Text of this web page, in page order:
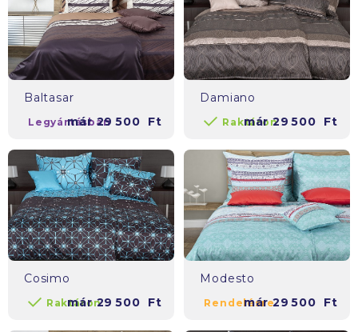
Baltasar
Legyártásban
már29 500 Ft
Damiano
Raktáron
már29 500 Ft
Cosimo
Raktáron
már29 500 Ft
Modesto
Rendelésre
már29 500 Ft